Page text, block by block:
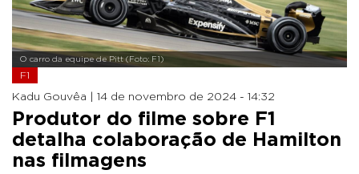
O carro da equipe de Pitt (Foto: F1)
F1
Kadu Gouvêa | 14 de novembro de 2024 - 14:32
Produtor do filme sobre F1
detalha colaboração de Hamilton
nas filmagens